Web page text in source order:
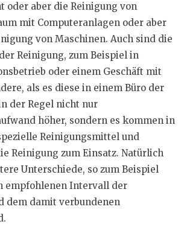
oder aber die Reinigung von
mit Computeranlagen oder aber
von Maschinen. Auch sind die
Reinigung, zum Beispiel in
oder einem Geschäft mit
als es diese in einem Büro der
der Regel nicht nur
höher, sondern es kommen in
Reinigungsmittel und
Reinigung zum Einsatz. Natürlich
Unterschiede, so zum Beispiel
empfohlenen Intervall der
dem damit verbundenen